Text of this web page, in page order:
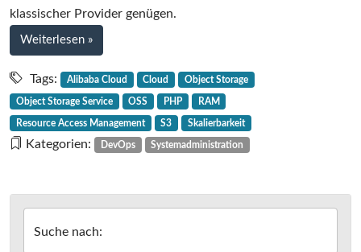
schnelle
Lagerregal
klassischer Provider genügen.
Weiterlesen bei
Cloud-
Geschichten
–
Teil
das
Lagerregal
»
Tags: Alibaba Cloud Cloud Object Storage
Object Storage Service OSS PHP RAM
Resource Access Management S3 Skalierbarkeit
Kategorien: DevOps Systemadministration
Suche nach: